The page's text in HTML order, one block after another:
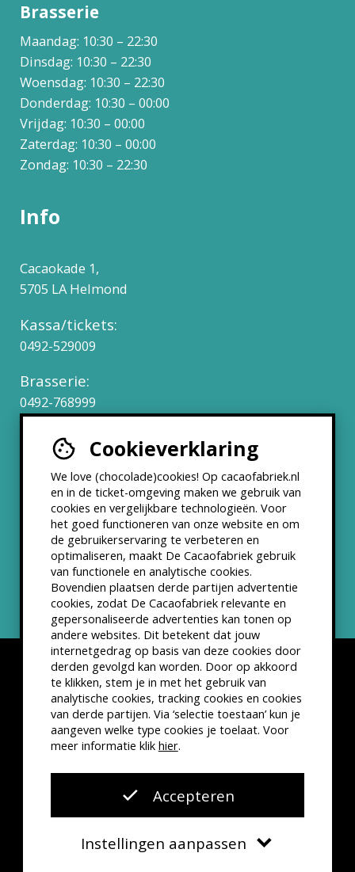
Cookieverklaring
We love (chocolade)cookies! Op cacaofabriek.nl
en in de ticket-omgeving maken we gebruik van
cookies en vergelijkbare technologieën. Voor
het goed functioneren van onze website en om
de gebruikerservaring te verbeteren en
optimaliseren, maakt De Cacaofabriek gebruik
van functionele en analytische cookies.
Bovendien plaatsen derde partijen advertentie
cookies, zodat De Cacaofabriek relevante en
gepersonaliseerde advertenties kan tonen op
andere websites. Dit betekent dat jouw
internetgedrag op basis van deze cookies door
derden gevolgd kan worden. Door op akkoord
te klikken, stem je in met het gebruik van
analytische cookies, tracking cookies en cookies
van derde partijen. Via ‘selectie toestaan’ kun je
aangeven welke type cookies je toelaat. Voor
meer informatie klik hier.
Accepteren
Instellingen aanpassen
Brasserie
Maandag: 10:30 – 22:30
Dinsdag: 10:30 – 22:30
Woensdag: 10:30 – 22:30
Donderdag: 10:30 – 00:00
Vrijdag: 10:30 – 00:00
Zaterdag: 10:30 – 00:00
Zondag: 10:30 – 22:30
Info
Cacaokade 1,
5705 LA Helmond
Kassa/tickets:
0492-529009
Brasserie:
0492-768999
Werken bij
Partners & Samenwerkingen
ANBI status
Nieuwsbrief
Disclaimer Privacyverklaring
Kleine lettertjes
VSCD Bezoekersvoorwaarden
Website doorThe Cre8ion.Lab